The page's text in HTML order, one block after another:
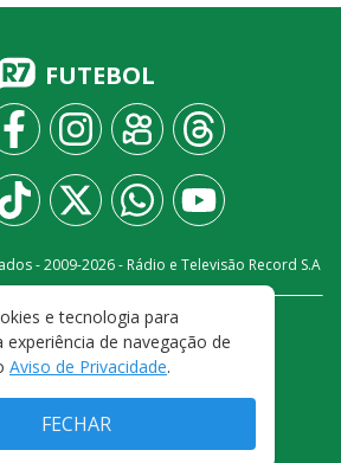
FUTEBOL
- 2009-2026- Rádio e Televisão Record S.A
FALE CONOSCO
PRIVACIDADE
E CONDIÇÕES DE USO
e tecnologia para
experiência de navegação de
Aviso de Privacidade.
FECHAR